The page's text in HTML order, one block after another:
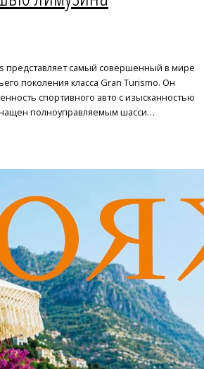
представляет самый совершенный в мире
поколения класса Gran Turismo. Он
спортивного авто с изысканностью
полноуправляемым шасси…